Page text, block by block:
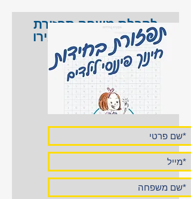
לקבלת משחק תפזורת
בחידות לילדים השאירו
פרטים כאן